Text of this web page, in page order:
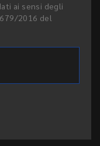
ai sensi degli
2016 del